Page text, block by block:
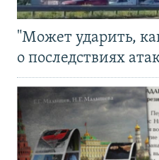
"Может ударить,
о последствиях